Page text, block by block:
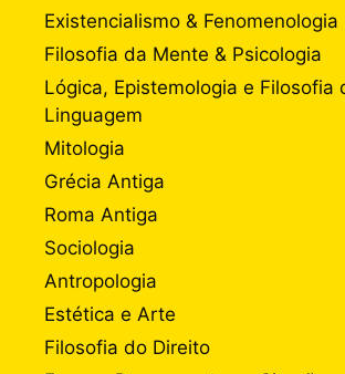
Existencialismo & Fenomenologia
Filosofia da Mente & Psicologia
Lógica, Epistemologia e Filosofia
Linguagem
Mitologia
Grécia Antiga
Roma Antiga
Sociologia
Antropologia
Estética e Arte
Filosofia do Direito